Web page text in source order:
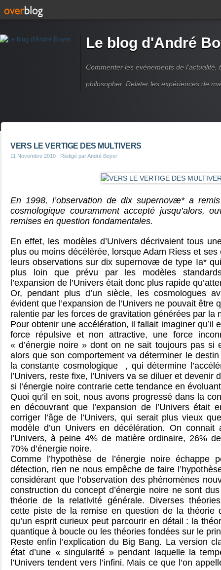
Le blog d'André
Commenter les événements de
philosopher. Relater les expériences de
VERS LE VERTIGE DES MULTIVERS
11 Novembre 2019 , Rédigé par André Boyer
En 1998, l’observation de dix supernovæ* a
cosmologique couramment accepté jusqu’alors,
remises en question fondamentales.
En effet, les modèles d’Univers décrivaient tous
plus ou moins décélérée, lorsque Adam Riess et
leurs observations sur dix supernovæ de type Ia*
plus loin que prévu par les modèles
l’expansion de l’Univers était donc plus rapide
Or, pendant plus d’un siècle, les cosmologues
évident que l’expansion de l’Univers ne pouvait être
ralentie par les forces de gravitation générées par la
Pour obtenir une accélération, il fallait imaginer qu’il
force répulsive et non attractive, une force
« d’énergie noire » dont on ne sait toujours pas si
alors que son comportement va déterminer le
la constante cosmologique
, qui détermine
l’Univers, reste fixe, l’Univers va se diluer et devenir
si l’énergie noire contrarie cette tendance en
Quoi qu’il en soit, nous avons progressé dans la
en découvrant que l’expansion de l’Univers était
corriger l’âge de l’Univers, qui serait plus vieux
modèle d’un Univers en décélération. On connait
l’Univers, à peine 4% de matière ordinaire, 26%
70% d’énergie noire.
Comme l’hypothèse de l’énergie noire échappe
détection, rien ne nous empêche de faire
considérant que l’observation des phénomènes
construction du concept d’énergie noire ne sont dus
théorie de la relativité générale. Diverses
cette piste de la remise en question de la théorie
qu’un esprit curieux peut parcourir en détail : la
quantique à boucle ou les théories fondées sur le
Reste enfin l’explication du Big Bang. La version
état d’une « singularité » pendant laquelle la
l’Univers tendent vers l’infini. Mais ce que l’on